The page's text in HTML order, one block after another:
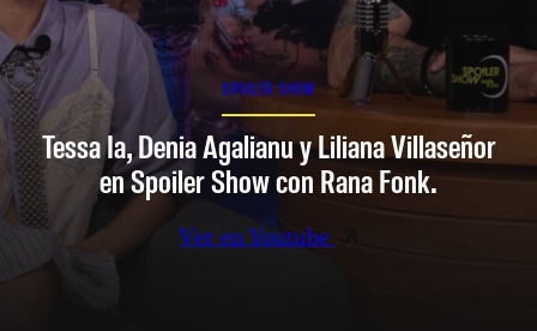
SPOILER SHOW
Tessa Ia, Denia Agalianu y Liliana Villaseñor
en Spoiler Show con Rana Fonk.
Ver en Youtube